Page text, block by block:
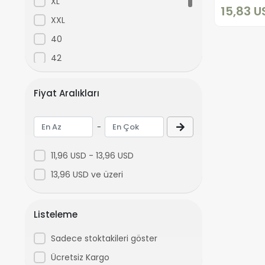
Elit
Elite Life
Elite Tutku
ELITE-LIFE
EliteLife
EMRE
Feeling
feelline
XXL
40
42
13-14
7-8
9-10
Fiyat Aralıkları
-
11,96 USD - 13,96 USD
13,96 USD ve üzeri
Listeleme
Sadece stoktakileri göster
Ücretsiz Kargo
15,83